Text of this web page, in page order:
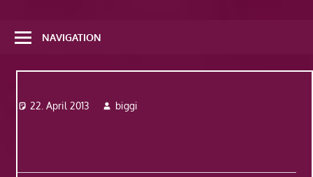
weitere
Website
NAVIGATION
22. April 2013 biggi